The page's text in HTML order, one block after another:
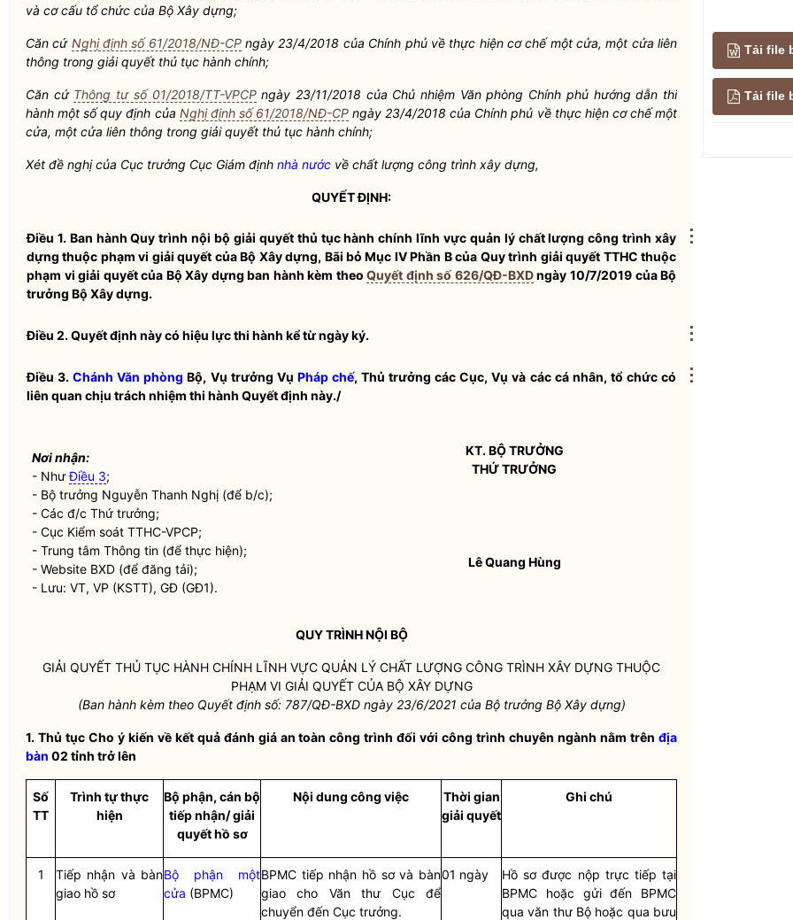
và cơ cấu tổ chức của Bộ Xây dựng;
Căn cứ Nghị định số 61/2018/NĐ-CPngày 23/4/2018 của Chính phủ về thực hiện cơ chế một cửa, một cửa liên
thông trong giải quyết thủ tục hành chính;
Căn cứ Thông tư số 01/2018/TT-VPCPngày 23/11/2018 của Chủ nhiệm Văn phòng Chính phủ hướng dẫn thi
hành một số quy định của Nghị định số 61/2018/NĐ-CPngày 23/4/2018 của Chính phủ về thực hiện cơ chế một
cửa, một cửa liên thông trong giải quyết thủ tục hành chính;
Xét đề nghị của Cục trưởng Cục Giám định nhà nước về chất lượng công trình xây dựng,
QUYẾT ĐỊNH:
Điều 1.Ban hành Quy trình nội bộ giải quyết thủ tục hành chính lĩnh vực quản lý chất lượng công trình xây
dựng thuộc phạm vi giải quyết của Bộ Xây dựng, Bãi bỏ Mục IV Phần B của Quy trình giải quyết TTHC thuộc
phạm vi giải quyết của Bộ Xây dựng ban hành kèm theoQuyết định số 626/QĐ-BXDngày 10/7/2019 củaBộ
trưởng Bộ Xây dựng.
Điều 2.Quyết định này có hiệu lực thi hành kể từ ngày ký.
Điều 3. Chánh Văn phòng Bộ, Vụ trưởng Vụ Pháp chế, Thủ trưởng các Cục, Vụ và các cá nhân, tổ chức có
liên quan chịu trách nhiệm thi hành Quyết định này./
Nơi nhận:
- NhưĐiều 3;
- Bộ trưởng Nguyễn Thanh Nghị (để b/c);
- Các đ/c Thứ trưởng;
- Cục Kiểm soát TTHC-VPCP;
- Trung tâm Thông tin (để thực hiện);
- Website BXD (để đăng tải);
- Lưu: VT, VP (KSTT), GĐ (GĐ1).
KT.BỘ TRƯỞNG
THỨ TRƯỞNG
Lê Quang Hùng
QUY TRÌNH NỘI BỘ
GIẢI QUYẾT THỦ TỤC HÀNH CHÍNH LĨNH VỰC QUẢN LÝ CHẤT LƯỢNG CÔNG TRÌNH XÂY DỰNG THUỘC
PHẠM VI GIẢI QUYẾT CỦA BỘ XÂY DỰNG
(Ban hành kèm theo Quyết định số: 787/QĐ-BXD ngày 23/6/2021 của Bộ trưởng Bộ Xây dựng)
1. Thủ tục Cho ý kiến về kết quả đánh giá an toàn công trình đối với công trình chuyên ngành nằm trên địa
bàn 02 tỉnh trở lên
Số
TT
Trình tự thực
hiện
Bộ phận, cán bộ
tiếp nhận/ giải
quyết hồ sơ
Nội dung công việc
Thời gian
giải quyết
Ghi chú
1
Tiếp nhận và bàn
giao hồ sơ
Bộ phận một
cửa (BPMC)
BPMC tiếp nhận hồ sơ và bàn
giao cho Văn thư Cục để
chuyển đến Cục trưởng.
01 ngày
Hồ sơ được nộp trực tiếp tại
BPMC hoặc gửi đến BPMC
qua văn thư Bộ hoặc qua bưu
Tải file
Tải file
⋮
⋮
⋮